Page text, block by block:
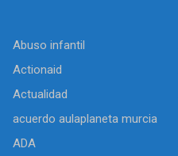
Abuso infantil
Actionaid
Actualidad
acuerdo aulaplaneta murcia
ADA